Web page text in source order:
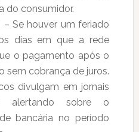
do consumidor.
– Se houver um feriado
dias em que a rede
o pagamento após o
sem cobrança de juros.
divulgam em jornais
alertando sobre o
bancária no período